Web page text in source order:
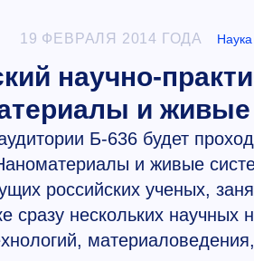
19 ФЕВРАЛЯ 2014 ГОДА Наука
научно-
и
Б-636 будет
и живые
российских ученых,
сразу нескольких научных